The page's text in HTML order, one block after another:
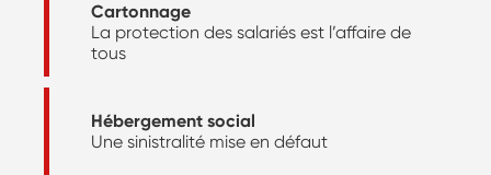
Cartonnage
La protection des salariés est l’affaire de
tous
Hébergement social
Une sinistralité mise en défaut